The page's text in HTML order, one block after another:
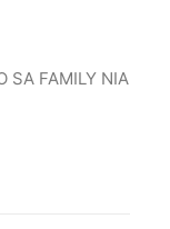
SA FAMILY NIA